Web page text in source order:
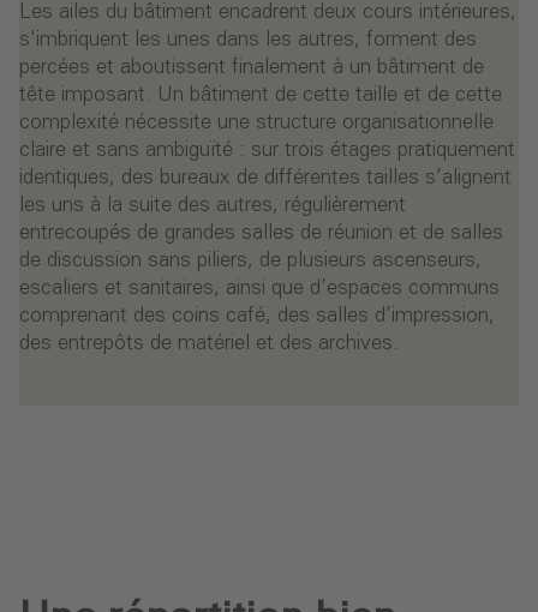
Les ailes du bâtiment encadrent deux cours intérieures,
s'imbriquent les unes dans les autres, forment des
percées et aboutissent finalement à un bâtiment de
tête imposant. Un bâtiment de cette taille et de cette
complexité nécessite une structure organisationnelle
claire et sans ambiguïté : sur trois étages pratiquement
identiques, des bureaux de différentes tailles s’alignent
les uns à la suite des autres, régulièrement
entrecoupés de grandes salles de réunion et de salles
de discussion sans piliers, de plusieurs ascenseurs,
escaliers et sanitaires, ainsi que d’espaces communs
comprenant des coins café, des salles d’impression,
des entrepôts de matériel et des archives.